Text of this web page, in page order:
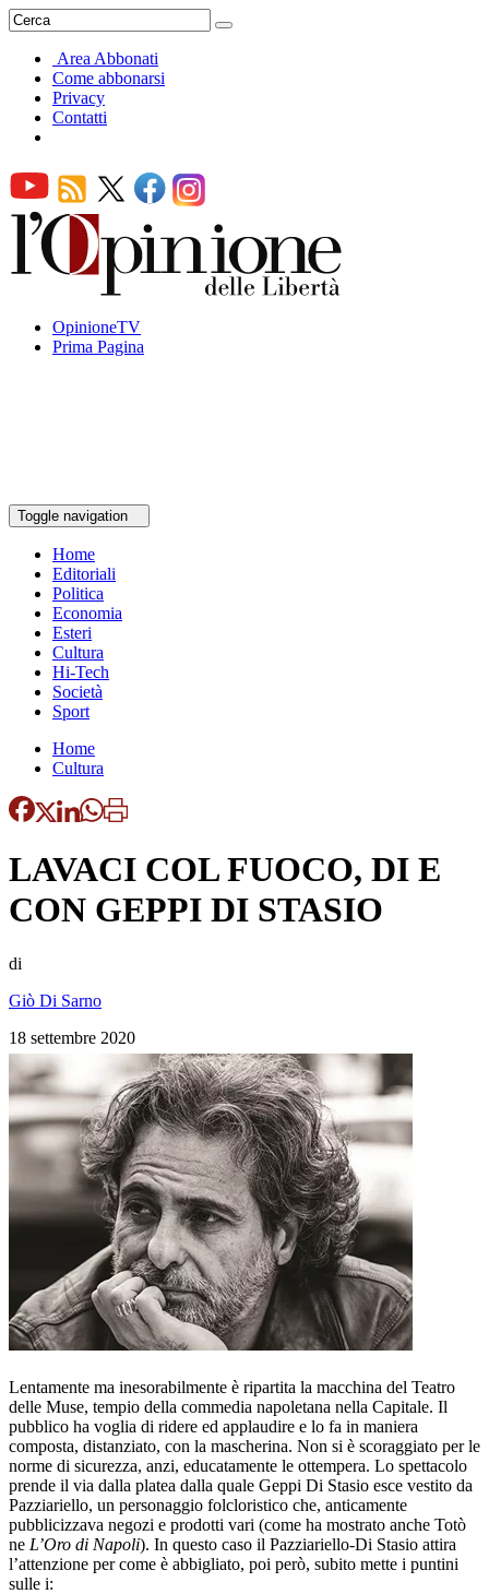
Area Abbonati
Come abbonarsi
Privacy
Contatti
OpinioneTV
Prima Pagina
Toggle navigation
Home
Editoriali
Politica
Economia
Esteri
Cultura
Hi-Tech
Società
Sport
Home
Cultura
LAVACI COL FUOCO, DI E
CON GEPPI DI STASIO
di
Giò Di Sarno
18 settembre 2020
Lentamente ma inesorabilmente è ripartita la macchina del Teatro
delle Muse, tempio della commedia napoletana nella Capitale. Il
pubblico ha voglia di ridere ed applaudire e lo fa in maniera
composta, distanziato, con la mascherina. Non si è scoraggiato per le
norme di sicurezza, anzi, educatamente le ottempera. Lo spettacolo
prende il via dalla platea dalla quale Geppi Di Stasio esce vestito da
Pazziariello, un personaggio folcloristico che, anticamente
pubblicizzava negozi e prodotti vari (come ha mostrato anche Totò
ne L’Oro di Napoli). In questo caso il Pazziariello-Di Stasio attira
l’attenzione per come è abbigliato, poi però, subito mette i puntini
sulle i: